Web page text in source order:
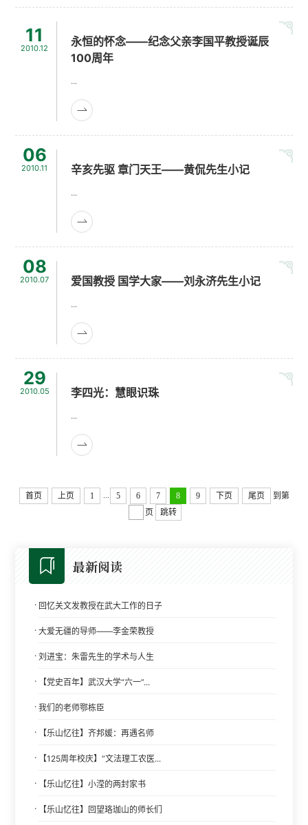
11
2010.12
永恒的怀念——纪念父亲李国平教授诞辰
100周年
...
06
2010.11 辛亥先驱 章门天王——黄侃先生小记
...
08
2010.07 爱国教授 国学大家——刘永济先生小记
...
29
2010.05 李四光：慧眼识珠
...
首页 上页 1 ... 5 6 7 8 9 下页 尾页
到第
页
跳转
最新阅读
· 回忆关文发教授在武大工作的日子
· 大爱无疆的导师——李金荣教授
· 刘进宝：朱雷先生的学术与人生
· 【党史百年】武汉大学“六一”...
· 我们的老师鄂栋臣
· 【乐山忆往】齐邦媛：再遇名师
· 【125周年校庆】“文法理工农医...
· 【乐山忆往】小滢的两封家书
· 【乐山忆往】回望珞珈山的师长们